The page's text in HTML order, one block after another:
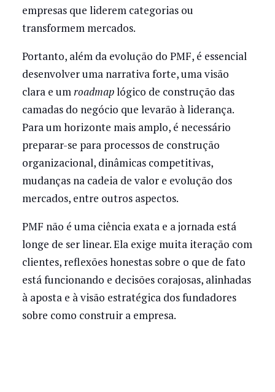
empresas que liderem categorias ou
transformem mercados.
Portanto, além da evolução do PMF, é essencial
desenvolver uma narrativa forte, uma visão
clara e umroadmaplógico de construção das
camadas do negócio que levarão à liderança.
Para um horizonte mais amplo, é necessário
preparar-se para processos de construção
organizacional, dinâmicas competitivas,
mudanças na cadeia de valor e evolução dos
mercados, entre outros aspectos.
PMF não é uma ciência exata e a jornada está
longe de ser linear. Ela exige muita iteração com
clientes, reflexões honestas sobre o que de fato
está funcionando e decisões corajosas, alinhadas
à aposta e à visão estratégica dos fundadores
sobre como construir a empresa.